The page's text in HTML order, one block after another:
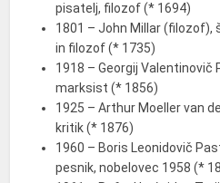
pisatelj, filozof (* 1694)
1801 – John Millar (filozof),
in filozof (* 1735)
1918 – Georgij Valentinovič
marksist (* 1856)
1925 – Arthur Moeller van
kritik (* 1876)
1960 – Boris Leonidovič
pesnik, nobelovec 1958 (*